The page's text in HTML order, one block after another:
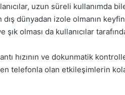
uzun süreli kullanımda
dünyadan izole olmanın keyfini
şık olması da kullanıcılar
hızının ve dokunmatik
telefonla olan etkileşimlerin